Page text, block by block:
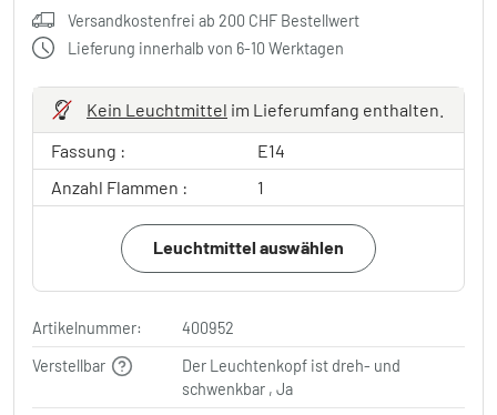
Versandkostenfrei ab 200 CHF Bestellwert
Lieferung innerhalb von 6-10 Werktagen
Kein Leuchtmittel im Lieferumfang enthalten.
Fassung :
E14
Anzahl Flammen :
1
Leuchtmittel auswählen
Artikelnummer:
400952
Verstellbar
Der Leuchtenkopf ist dreh- und
schwenkbar , Ja